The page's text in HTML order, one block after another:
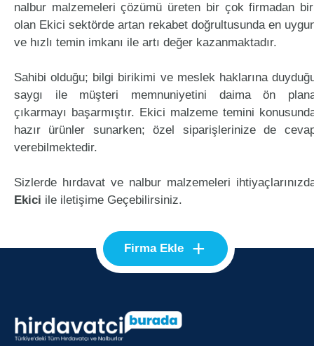
nalbur malzemeleri çözümü üreten bir çok firmadan
olan Ekici sektörde artan rekabet doğrultusunda en
ve hızlı temin imkanı ile artı değer kazanmaktadır.
Sahibi olduğu; bilgi birikimi ve meslek haklarına
saygı ile müşteri memnuniyetini daima ön
çıkarmayı başarmıştır. Ekici malzeme temini
hazır ürünler sunarken; özel siparişlerinize de
verebilmektedir.
Sizlerde hırdavat ve nalbur malzemeleri
Ekici ile iletişime Geçebilirsiniz.
Firma Ekle +